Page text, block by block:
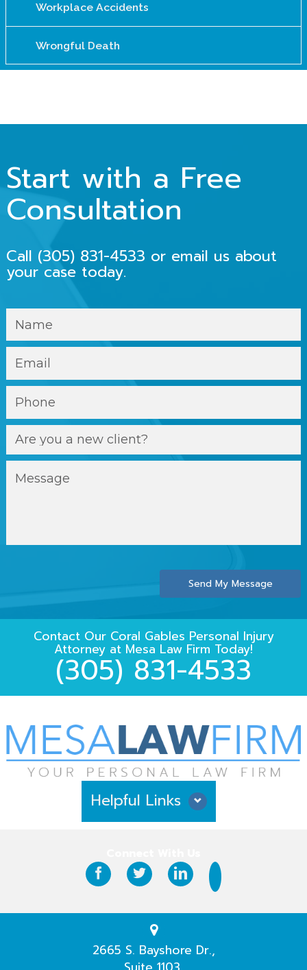
Workplace Accidents
Wrongful Death
Start with a Free
Consultation
Call (305) 831-4533 or email us about
your case today.
Send My Message
Contact Our Coral Gables Personal Injury
Attorney at Mesa Law Firm Today!
(305) 831-4533
Helpful Links
Case Results
Testimonials
Practice Areas
2665 S. Bayshore Dr.,